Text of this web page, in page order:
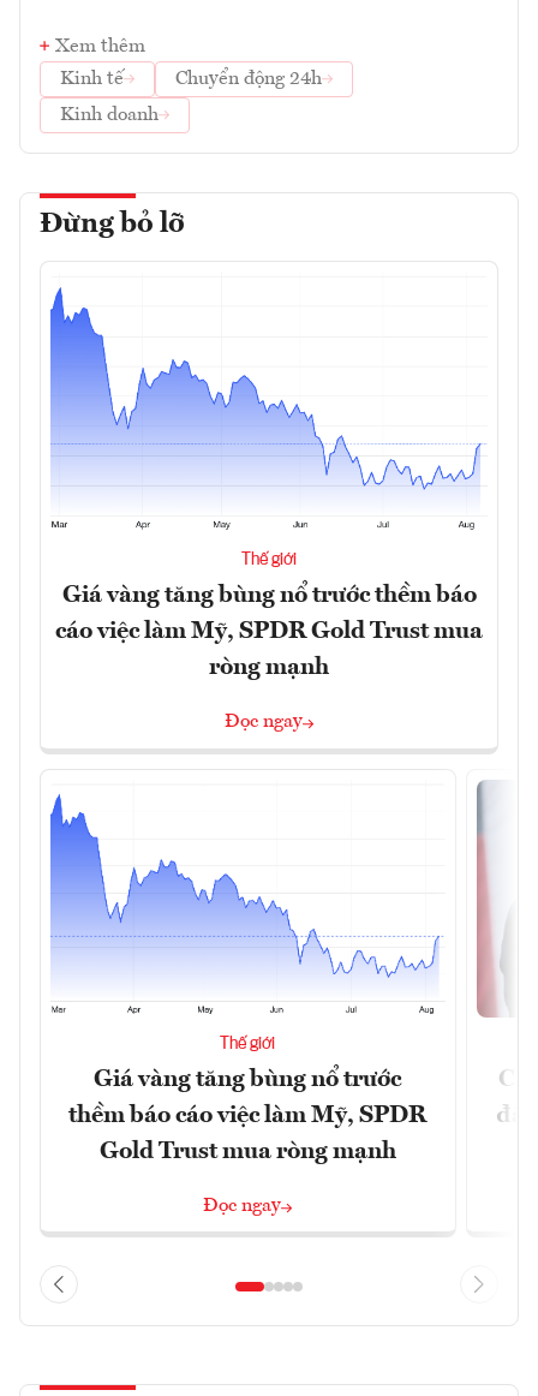
Xem thêm
Kinh tế
Chuyển động 24h
Kinh doanh
Đừng bỏ lỡ
Thế giới
Giá vàng tăng bùng nổ trước thềm báo
cáo việc làm Mỹ, SPDR Gold Trust mua
ròng mạnh
Đọc ngay
Thế giới
Giá vàng tăng bùng nổ trước
thềm báo cáo việc làm Mỹ, SPDR
Gold Trust mua ròng mạnh
Đọc ngay
đã